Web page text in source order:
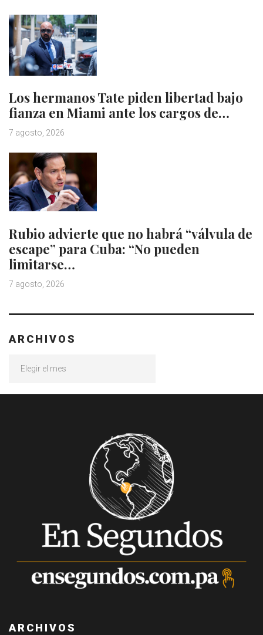
Los hermanos Tate piden libertad bajo
fianza en Miami ante los cargos de…
7 agosto, 2026
Rubio advierte que no habrá “válvula de
escape” para Cuba: “No pueden
limitarse…
7 agosto, 2026
ARCHIVOS
ARCHIVOS